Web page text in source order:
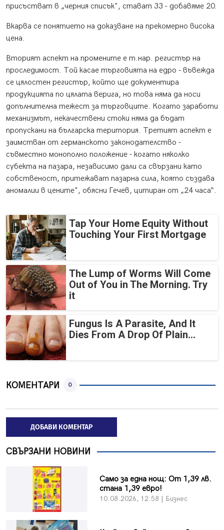
присъстват в „черния списък", стават 33 - добавяме 20.
Вкарва се понятието на доказване на прекомерно висока
цена.
Вторият аспект на промените е т.нар. регистър на
проследимост. Той касае търговията на едро - въвежда
се цялостен регистър, който ще документира
продукцията по цялата верига, но това няма да носи
допълнителна тежест за търговците. Когато заработи
механизмът, некачествени стоки няма да бъдат
пропускани на българска територия. Третият аспект е
заимстван от германското законодателство -
съвместно монополно положение - когато няколко
субекта на пазара, независимо дали са свързани като
собственост, притежават пазарна сила, която създава
аномалии в цените", обясни Гечев, цитиран от „24 часа“.
Tap Your Home Equity Without
Touching Your First Mortgage
The Lump of Worms Will Come
Out of You in The Morning. Try
it
Fungus Is A Parasite, And It
Dies From A Drop Of Plain...
КОМЕНТАРИ 0
ДОБАВИ КОМЕНТАР
СВЪРЗАНИ НОВИНИ
Само за една нощ: От 1,39 лв.
стана 1,39 евро!
10.08.2026, 12:58 | Бизнес